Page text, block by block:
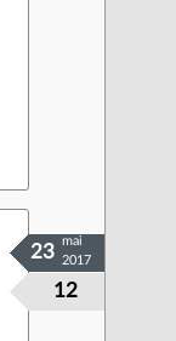
12
23
mai
2017